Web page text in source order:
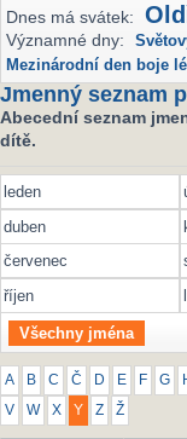
Dnes má svátek:
Významné dny:
Mezinárodní den boje
Jmenný seznam
Abecední seznam
dítě.
leden
duben
červenec
říjen
Všechny jména
A B C Č D E F G
V W X Y Z Ž